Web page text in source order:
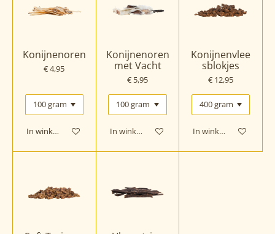
Konijnenoren
€ 4,95
In winkelwagen
Konijnenoren
met Vacht
€ 5,95
In winkelwagen
Konijnenvlee
sblokjes
€ 12,95
In winkelwagen